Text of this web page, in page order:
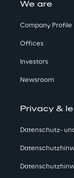
We are
Company Profile
Offices
Investors
Newsroom
Privacy &
Datenschutz-